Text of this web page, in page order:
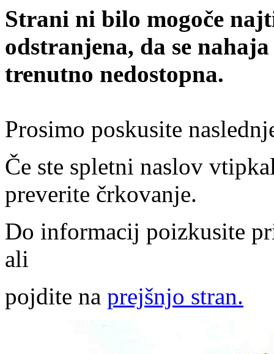
Strani ni bilo mogoče
odstranjena, da se
trenutno nedostopna.
Prosimo poskusite
Če ste spletni naslov
preverite črkovanje.
Do informacij poizkusite
ali
pojdite na prejšnjo stran.